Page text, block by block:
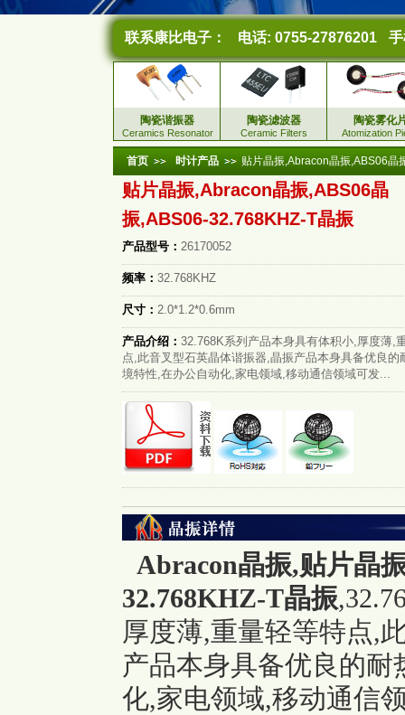
联系康比电子： 电话: 0755-27876201
陶瓷谐振器
Ceramics Resonator
陶瓷滤波器
Ceramic Filters
陶瓷雾化
Atomization
首页 时计产品 贴片晶振,Abracon晶振,ABS06晶
贴片晶振,Abracon晶振,ABS06晶
振,ABS06-32.768KHZ-T晶振
产品型号： 26170052
频率： 32.768KHZ
尺寸： 2.0*1.2*0.6mm
产品介绍： 32.768K系列产品本身具有体积小,厚度薄,
点,此音叉型石英晶体谐振器,晶振产品本身具备优良的
境特性,在办公自动化,家电领域,移动通信领域可发...
Abracon晶振,贴片晶
32.768KHZ-T晶振
厚度薄,重量轻等特点,
产品本身具备优良的
化,家电领域,移动通信